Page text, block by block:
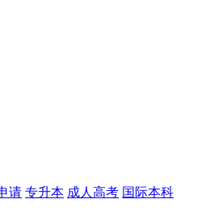
请 专升本 成人高考 国际本科